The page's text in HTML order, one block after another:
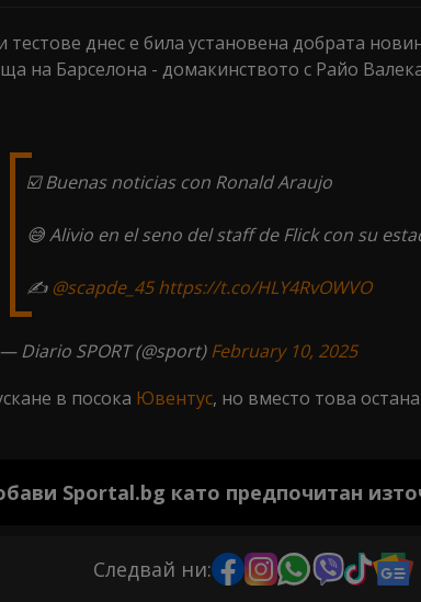
днес е била установена добрата
на Барселона - домакинството с Райо
☑️ Buenas noticias con Ronald Araujo
😅 Alivio en el seno del staff de Flick con su
✍️ @scapde_45 https://t.co/HLY4RvOWVO
— Diario SPORT (@sport)February 10, 2025
в посока Ювентус, но вместо това
Sportal.bg като предпочитан
Следвай ни: